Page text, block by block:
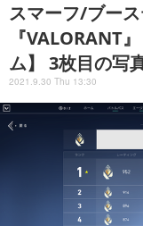
スマーフ/ブー
『VALORANT
ム】 3枚目の写
2021.9.30 Thu 13:30